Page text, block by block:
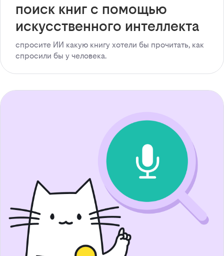
поиск книг с помощью
искусственного интеллекта
спросите ИИ какую книгу хотели бы прочитать, как
спросили бы у человека.